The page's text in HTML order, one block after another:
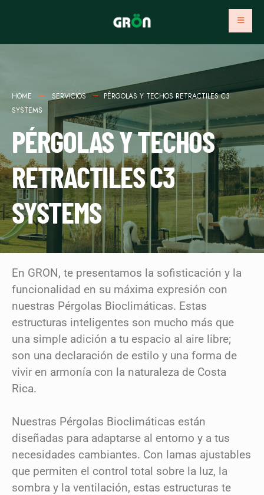
HOME SERVICIOS
PÉRGOLAS Y TECHOS RETRACTILES C3
SYSTEMS
PÉRGOLAS Y TECHOS
RETRACTILES C3
SYSTEMS
En GRON, te presentamos la sofisticación y la
funcionalidad en su máxima expresión con
nuestras Pérgolas Bioclimáticas. Estas
estructuras inteligentes son mucho más que
una simple adición a tu espacio al aire libre;
son una declaración de estilo y una forma de
vivir en armonía con la naturaleza de Costa
Rica.
Nuestras Pérgolas Bioclimáticas están
diseñadas para adaptarse al entorno y a tus
necesidades cambiantes. Con lamas ajustables
que permiten el control total sobre la luz, la
sombra y la ventilación, estas estructuras te